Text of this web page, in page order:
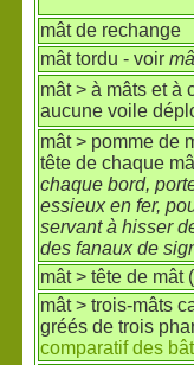
mât de rechange
mât tordu - voir
mât > à mâts et à
aucune voile
mât > pomme de
tête de chaque
chaque bord,
essieux en fer,
servant à hisser
des fanaux de
mât > tête de mât
mât > trois-mâts
gréés de trois
comparatif des